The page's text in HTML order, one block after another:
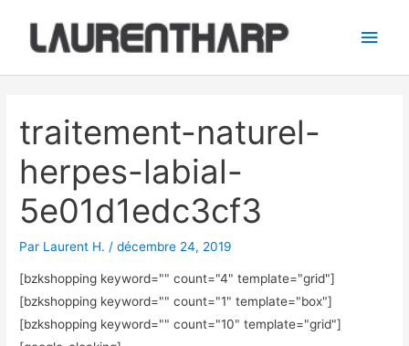
contenu
traitement-naturel-
herpes-labial-
5e01d1edc3cf3
Par Laurent H. /décembre 24, 2019
[bzkshopping keyword="" count="4" template="grid"]
[bzkshopping keyword="" count="1" template="box"]
[bzkshopping keyword="" count="10" template="grid"]
articles